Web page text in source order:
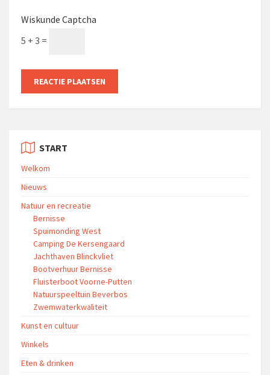
Wiskunde Captcha
5 + 3 =
START
Welkom
Nieuws
Natuur en recreatie
Bernisse
Spuimonding West
Camping De Kersengaard
Jachthaven Blinckvliet
Bootverhuur Bernisse
Fluisterboot Voorne-Putten
Natuurspeeltuin Beverbos
Zwemwaterkwaliteit
Kunst en cultuur
Winkels
Eten & drinken